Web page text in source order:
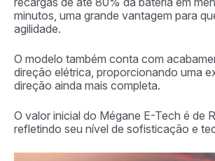
minutos, uma grande vantagem para
agilidade.
O modelo também conta com
direção elétrica, proporcionando uma
direção ainda mais completa.
O valor inicial do Mégane E-Tech é de
refletindo seu nível de sofisticação e